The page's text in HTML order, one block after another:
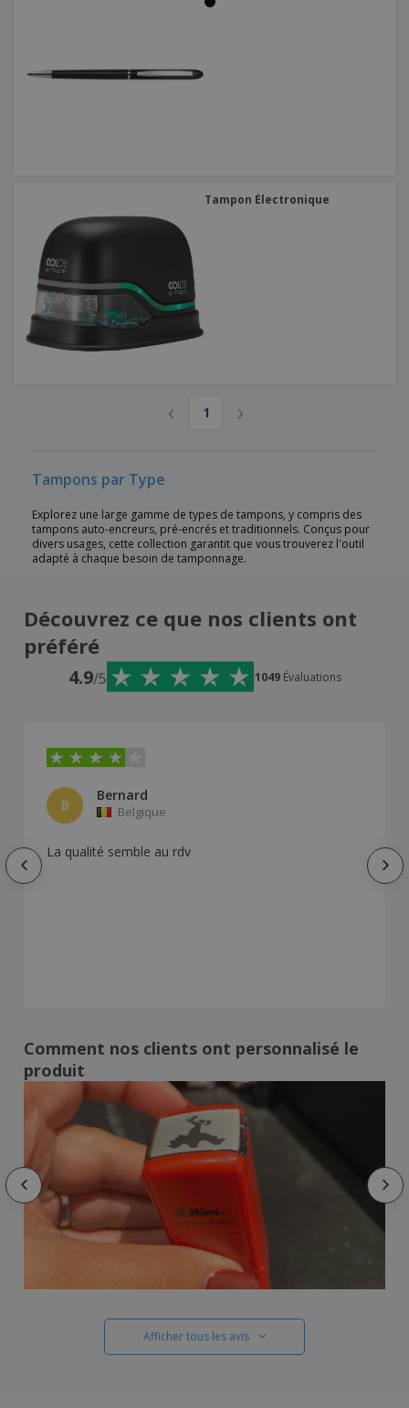
Tampon Électronique
‹ 1 ›
Tampons par Type
Explorez une large gamme de types de tampons, y compris des
tampons auto-encreurs, pré-encrés et traditionnels. Conçus pour
divers usages, cette collection garantit que vous trouverez l'outil
adapté à chaque besoin de tamponnage.
Découvrez ce que nos clients ont
préféré
4.9/5 1049 Évaluations
B
Bernard
Belgique
La qualité semble au rdv
Comment nos clients ont personnalisé le
produit
Afficher tous les avis